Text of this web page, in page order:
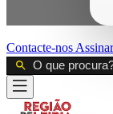
Contacte-nos